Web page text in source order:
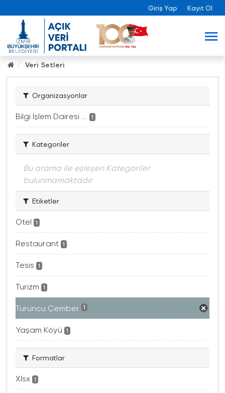
Giriş Yap Kayıt Ol
Veri Setleri
Organizasyonlar
Bilgi İşlem Dairesi ... 1
Kategoriler
Bu arama ile eşleşen Kategoriler
bulunmamaktadır
Etiketler
Otel 1
Restaurant 1
Tesis 1
Turizm 1
Turuncu Çember 1
Yaşam Köyü 1
Formatlar
Xlsx 1